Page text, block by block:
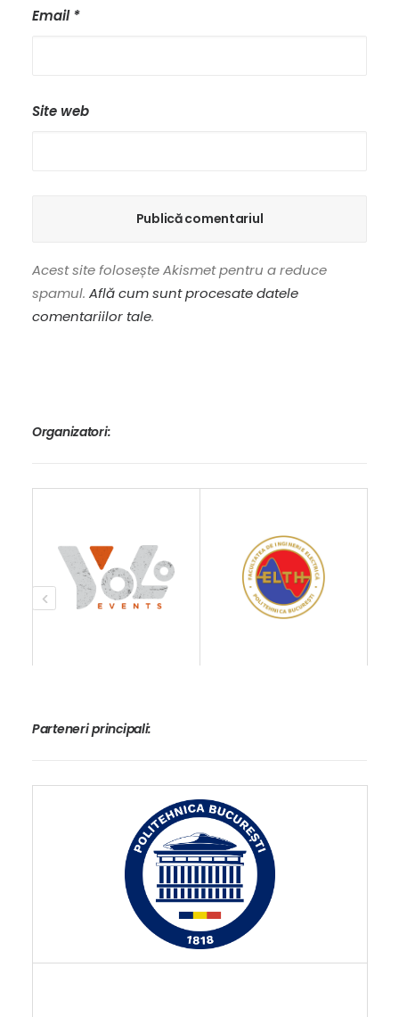
Email*
Site web
Acest site folosește Akismet pentru a reduce
spamul. Află cum sunt procesate datele
comentariilor tale.
Organizatori:
Parteneri principali: